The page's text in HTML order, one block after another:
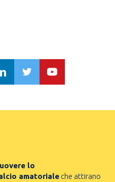
lo
amatorialeche attirano